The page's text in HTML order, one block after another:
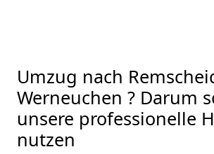
Umzug nach
Werneuchen ? Darum
unsere professionelle
nutzen